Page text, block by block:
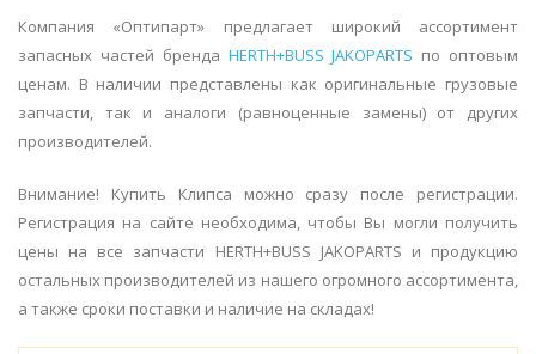
Компания «Оптипарт» предлагает широкий ассортимент
запасных частей бренда HERTH+BUSS JAKOPARTS по оптовым
ценам. В наличии представлены как оригинальные грузовые
запчасти, так и аналоги (равноценные замены) от других
производителей.
Внимание! Купить Клипса можно сразу после регистрации.
Регистрация на сайте необходима, чтобы Вы могли получить
цены на все запчасти HERTH+BUSS JAKOPARTS и продукцию
остальных производителей из нашего огромного ассортимента,
а также сроки поставки и наличие на складах!